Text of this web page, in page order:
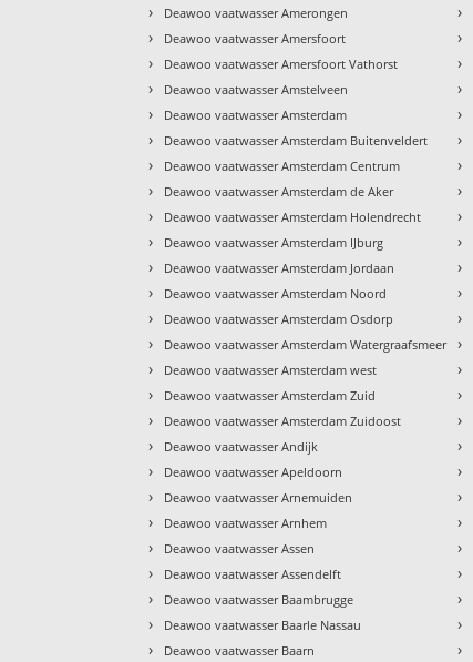
› Deawoo vaatwasser Amerongen
› Deawoo vaatwasser Amersfoort
› Deawoo vaatwasser Amersfoort Vathorst
› Deawoo vaatwasser Amstelveen
› Deawoo vaatwasser Amsterdam
› Deawoo vaatwasser Amsterdam Buitenveldert
› Deawoo vaatwasser Amsterdam Centrum
› Deawoo vaatwasser Amsterdam de Aker
› Deawoo vaatwasser Amsterdam Holendrecht
› Deawoo vaatwasser Amsterdam IJburg
› Deawoo vaatwasser Amsterdam Jordaan
› Deawoo vaatwasser Amsterdam Noord
› Deawoo vaatwasser Amsterdam Osdorp
› Deawoo vaatwasser Amsterdam Watergraafsmeer
› Deawoo vaatwasser Amsterdam west
› Deawoo vaatwasser Amsterdam Zuid
› Deawoo vaatwasser Amsterdam Zuidoost
› Deawoo vaatwasser Andijk
› Deawoo vaatwasser Apeldoorn
› Deawoo vaatwasser Arnemuiden
› Deawoo vaatwasser Arnhem
› Deawoo vaatwasser Assen
› Deawoo vaatwasser Assendelft
› Deawoo vaatwasser Baambrugge
› Deawoo vaatwasser Baarle Nassau
› Deawoo vaatwasser Baarn
›
›
›
›
›
›
›
›
›
›
›
›
›
›
›
›
›
›
›
›
›
›
›
›
›
›